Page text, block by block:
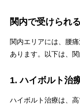
関内で受けられ
関内エリアには、腰
あります。以下は、
1. ハイボルト治
ハイボルト治療は、